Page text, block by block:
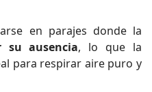
en parajes donde la
su ausencia, lo que la
para respirar aire puro y